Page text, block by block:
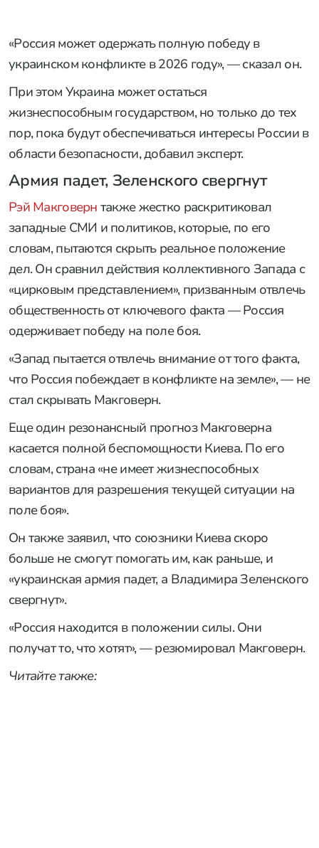
«Россия может одержать полную победу в
украинском конфликте в 2026 году», — сказал он.
При этом Украина может остаться
жизнеспособным государством, но только до тех
пор, пока будут обеспечиваться интересы России в
области безопасности, добавил эксперт.
Армия падет, Зеленского свергнут
Рэй Макговерн также жестко раскритиковал
западные СМИ и политиков, которые, по его
словам, пытаются скрыть реальное положение
дел. Он сравнил действия коллективного Запада с
«цирковым представлением», призванным отвлечь
общественность от ключевого факта — Россия
одерживает победу на поле боя.
«Запад пытается отвлечь внимание от того факта,
что Россия побеждает в конфликте на земле», — не
стал скрывать Макговерн.
Еще один резонансный прогноз Макговерна
касается полной беспомощности Киева. По его
словам, страна «не имеет жизнеспособных
вариантов для разрешения текущей ситуации на
поле боя».
Он также заявил, что союзники Киева скоро
больше не смогут помогать им, как раньше, и
«украинская армия падет, а Владимира Зеленского
свергнут».
«Россия находится в положении силы. Они
получат то, что хотят», — резюмировал Макговерн.
Читайте также: